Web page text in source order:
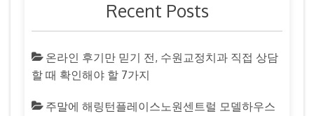
Recent Posts
온라인 후기만 믿기 전, 수원교정치과 직접 상담
할 때 확인해야 할 7가지
주말에 해링턴플레이스노원센트럴 모델하우스